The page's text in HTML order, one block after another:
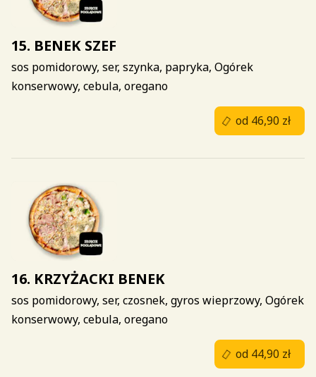
15. BENEK SZEF
sos pomidorowy, ser, szynka, papryka, Ogórek
konserwowy, cebula, oregano
16. KRZYŻACKI BENEK
sos pomidorowy, ser, czosnek, gyros wieprzowy, Ogórek
konserwowy, cebula, oregano